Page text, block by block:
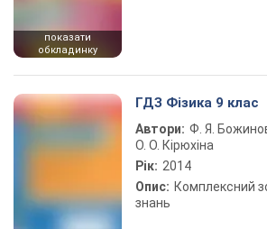
показати
обкладинку
ГДЗ Фізика 9 клас
Автори: Ф. Я.
О. О. Кірюхіна
Рік: 2014
Опис: Комплексний
знань